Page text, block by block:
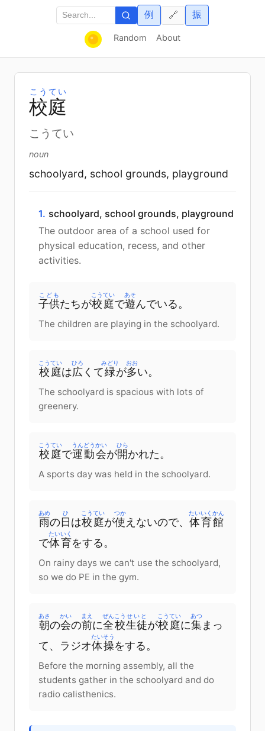
Random About
例 振
🔗
校庭
こうてい
こうてい
noun
schoolyard, school grounds, playground
1. schoolyard, school grounds, playground
The outdoor area of a school used for
physical education, recess, and other
activities.
子供
こども
たちが校庭
こうてい
で遊
あそ
んでいる 。
The children are playing in the schoolyard.
校庭
こうてい
は広
ひろ
くて緑
みどり
が多
おお
い。
The schoolyard is spacious with lots of
greenery.
校庭
こうてい
で運動会
うんどうかい
が開
ひら
かれた 。
A sports day was held in the schoolyard.
雨
あめ
の日
ひ
は校庭
こうてい
が使
つか
えないので、 体育館
たいいくかん
で体育
たいいく
をする 。
On rainy days we can't use the schoolyard,
so we do PE in the gym.
朝
あさ
の会
かい
の前
まえ
に全校
ぜんこう
生徒
せいと
が校庭
こうてい
に集
あつ
まっ
て 、ラジオ体操
たいそう
をする 。
Before the morning assembly, all the
students gather in the schoolyard and do
radio calisthenics.